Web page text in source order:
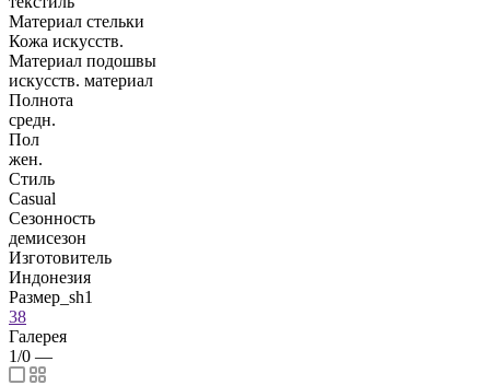
Материал стельки
Кожа искусств.
Материал подошвы
искусств. материал
Полнота
средн.
Пол
жен.
Стиль
Casual
Сезонность
демисезон
Изготовитель
Индонезия
Размер_sh1
38
Галерея
1/0 —